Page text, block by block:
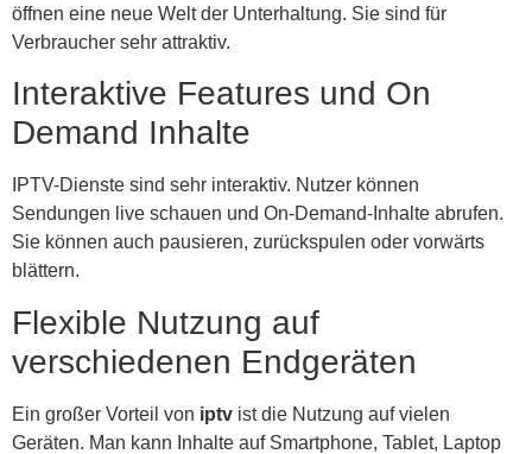
öffnen eine neue Welt der Unterhaltung. Sie sind für
Verbraucher sehr attraktiv.
Interaktive Features und On
Demand Inhalte
IPTV-Dienste sind sehr interaktiv. Nutzer können
Sendungen live schauen und On-Demand-Inhalte abrufen.
Sie können auch pausieren, zurückspulen oder vorwärts
blättern.
Flexible Nutzung auf
verschiedenen Endgeräten
Ein großer Vorteil von iptv ist die Nutzung auf vielen
Geräten. Man kann Inhalte auf Smartphone, Tablet, Laptop